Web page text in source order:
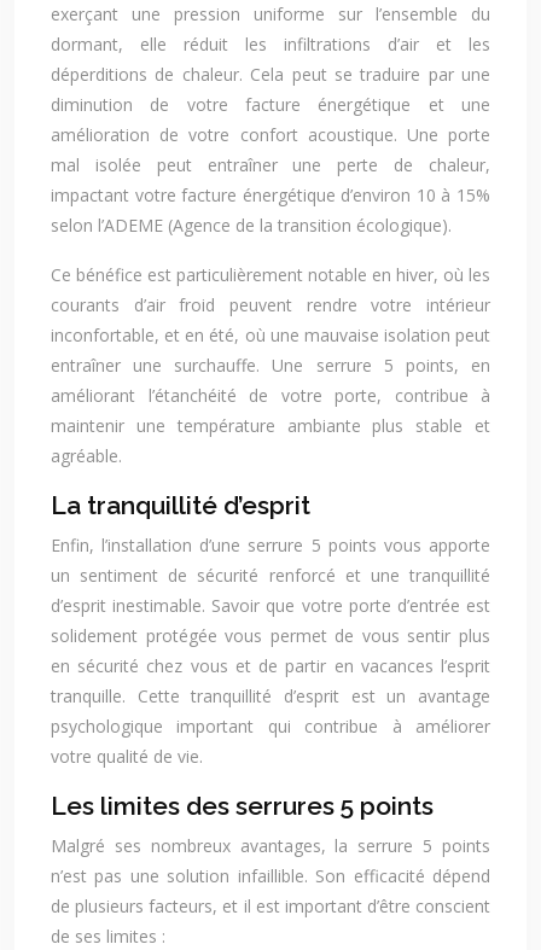
exerçant une pression uniforme sur l’ensemble du
dormant, elle réduit les infiltrations d’air et les
déperditions de chaleur. Cela peut se traduire par une
diminution de votre facture énergétique et une
amélioration de votre confort acoustique. Une porte
mal isolée peut entraîner une perte de chaleur,
impactant votre facture énergétique d’environ 10 à 15%
selon l’ADEME (Agence de la transition écologique).
Ce bénéfice est particulièrement notable en hiver, où les
courants d’air froid peuvent rendre votre intérieur
inconfortable, et en été, où une mauvaise isolation peut
entraîner une surchauffe. Une serrure 5 points, en
améliorant l’étanchéité de votre porte, contribue à
maintenir une température ambiante plus stable et
agréable.
La tranquillité d’esprit
Enfin, l’installation d’une serrure 5 points vous apporte
un sentiment de sécurité renforcé et une tranquillité
d’esprit inestimable. Savoir que votre porte d’entrée est
solidement protégée vous permet de vous sentir plus
en sécurité chez vous et de partir en vacances l’esprit
tranquille. Cette tranquillité d’esprit est un avantage
psychologique important qui contribue à améliorer
votre qualité de vie.
Les limites des serrures 5 points
Malgré ses nombreux avantages, la serrure 5 points
n’est pas une solution infaillible. Son efficacité dépend
de plusieurs facteurs, et il est important d’être conscient
de ses limites :